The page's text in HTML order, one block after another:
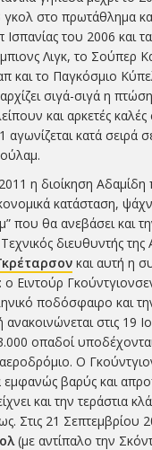
γκολ στο πρωτάθλημα
του 2006 και
Λιγκ, το Σούπερ
και το Παγκόσμιο
σιγά-σιγά η
και αρκετές καλές
αγωνίζεται κατά
η διοίκηση Αδαμίδη
κατάσταση,
που θα ανεβάσει και
διευθυντής της
και αυτή η
Ειντούρ
ποδόσφαιρο και
στις 19
οπαδοί
Ο
εμφανώς βαρύς και
και την τεράστια
Στις 21 Σεπτεμβρίου
(με αντίπαλο την